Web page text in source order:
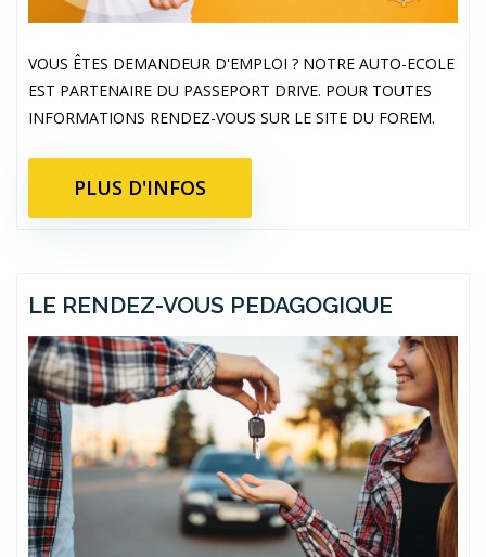
VOUS ÊTES DEMANDEUR D'EMPLOI ? NOTRE AUTO-ECOLE
EST PARTENAIRE DU PASSEPORT DRIVE. POUR TOUTES
INFORMATIONS RENDEZ-VOUS SUR LE SITE DU FOREM.
PLUS D'INFOS
LE RENDEZ-VOUS PEDAGOGIQUE